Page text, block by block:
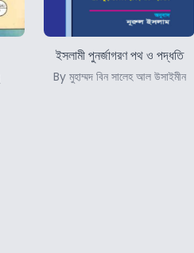
ইসলামী পুনর্জাগরণ পথ ও পদ্ধতি
By মুহাম্মদ বিন সালেহ আল উসাইমীন